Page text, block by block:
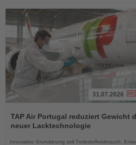
Sie
die
31.07.2026
TAP Air Portugal reduziert Gewicht
neuer Lacktechnologie
Innovative Grundierung soll Treibstoffverbrauch,